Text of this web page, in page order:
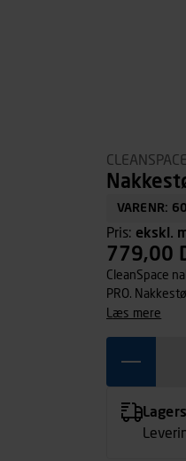
CLEANSPACE
VARENR:
Pris: ekskl.
779,00
CleanSpace
PRO.
læs mere